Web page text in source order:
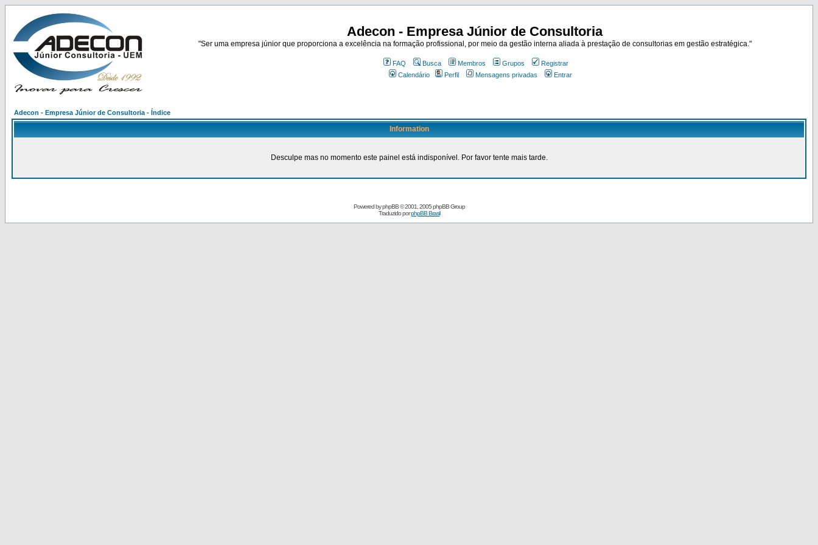
Adecon - Empresa Júnior de Consultoria
"Ser uma empresa júnior que proporciona a excelência na formação profissional, por meio da gestão interna aliada à prestação de consultorias em gestão estratégica."
FAQ Busca Membros Grupos
Registrar
Calendário
Perfil Mensagens privadas Entrar
Adecon - Empresa Júnior de Consultoria - Índice
Information
Desculpe mas no momento este painel está indisponível. Por favor tente mais tarde.
Powered byphpBB© 2001, 2005 phpBB Group
Traduzido porphpBB Brasil